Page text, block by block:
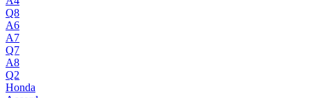
Q8
A6
A7
Q7
A8
Q2
Honda